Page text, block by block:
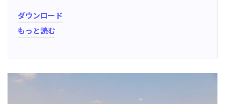
ダウンロード
もっと読む